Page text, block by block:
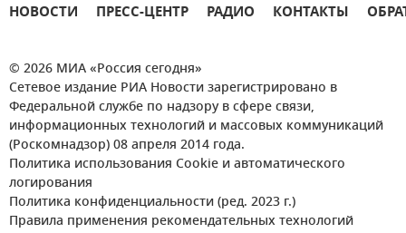
НОВОСТИ ПРЕСС-ЦЕНТР РАДИО КОНТАКТЫ
© 2026 МИА «Россия сегодня»
Сетевое издание РИА Новости зарегистрировано в
Федеральной службе по надзору в сфере связи,
информационных технологий и массовых коммуникаций
(Роскомнадзор) 08 апреля 2014 года.
Политика использования Cookie и автоматического
логирования
Политика конфиденциальности (ред. 2023 г.)
Правила применения рекомендательных технологий